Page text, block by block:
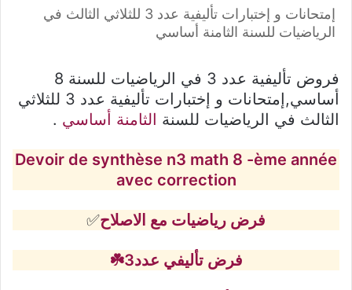
إمتحانات و إختبارات تأليفية عدد 3 للثلاثي الثالث في
الرياضيات للسنة الثامنة أساسي
فروض تأليفية عدد 3 في الرياضيات للسنة 8
أساسي,إمتحانات و إختبارات تأليفية عدد 3 للثلاثي
الثالث في الرياضيات للسنة الثامنة أساسي .
Devoir de synthèse n3 math 8 -ème année
avec correction
فرض رياضيات مع الاصلاح✅
فرض تأليفي عدد3☘️